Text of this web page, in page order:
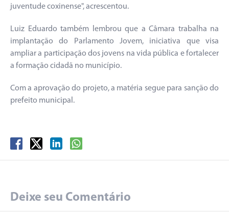
juventude coxinense", acrescentou.
Luiz Eduardo também lembrou que a Câmara trabalha na
implantação do Parlamento Jovem, iniciativa que visa
ampliar a participação dos jovens na vida pública e fortalecer
a formação cidadã no município.
Com a aprovação do projeto, a matéria segue para sanção do
prefeito municipal.
Deixe seu Comentário